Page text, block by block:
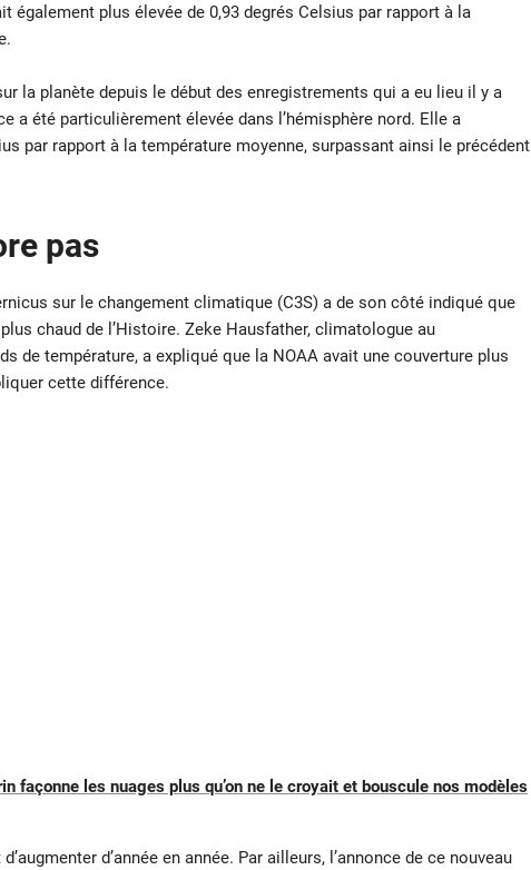
également plus élevée de 0,93 degrés Celsius par rapport à la
la planète depuis le début des enregistrements qui a eu lieu il y a
a été particulièrement élevée dans l’hémisphère nord. Elle a
par rapport à la température moyenne, surpassant ainsi le précédent
pas
sur le changement climatique (C3S) a de son côté indiqué que
chaud de l’Histoire. Zeke Hausfather, climatologue au
de température, a expliqué que la NOAA avait une couverture plus
cette différence.
façonne les nuages plus qu’on ne le croyait et bouscule nos modèles
d’année en année. Par ailleurs, l’annonce de ce nouveau